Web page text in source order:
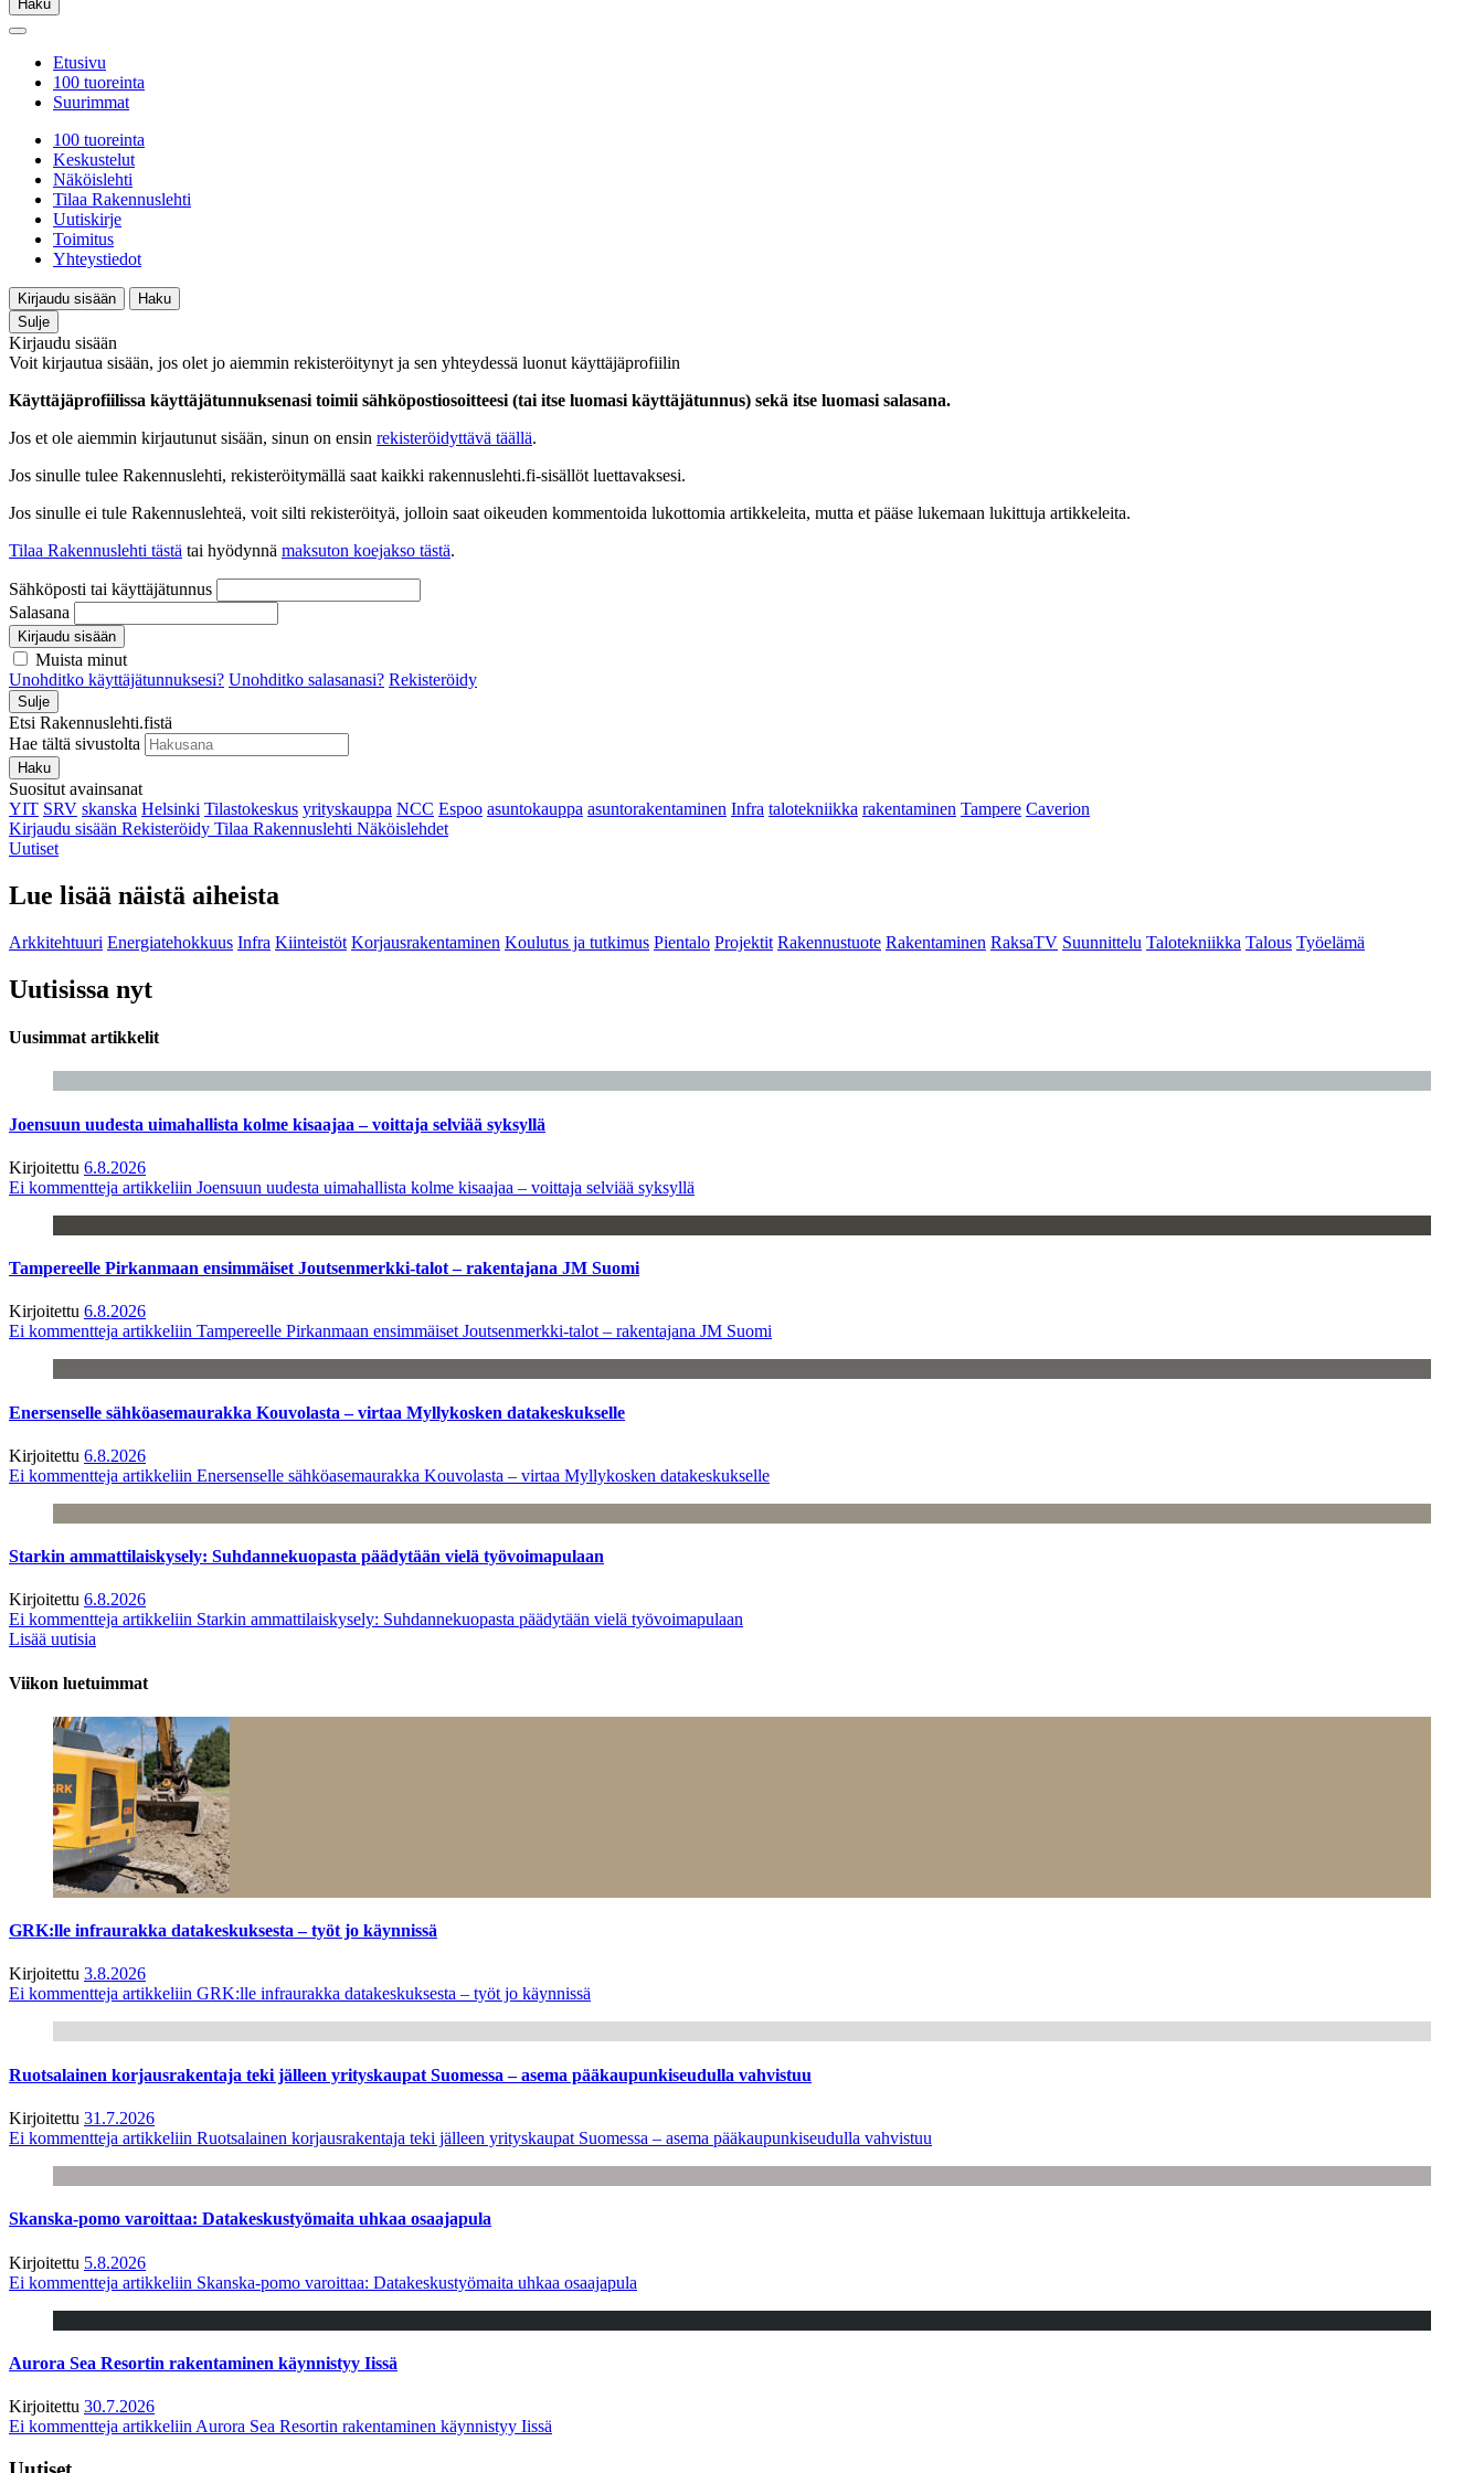
Haku
Etusivu
100 tuoreinta
Suurimmat
100 tuoreinta
Keskustelut
Näköislehti
Tilaa Rakennuslehti
Uutiskirje
Toimitus
Yhteystiedot
Kirjaudu sisään
Haku
Sulje
Kirjaudu sisään
Voit kirjautua sisään, jos olet jo aiemmin rekisteröitynyt ja sen yhteydessä luonut käyttäjäprofiilin
Käyttäjäprofiilissa käyttäjätunnuksenasi toimii sähköpostiosoitteesi (tai itse luomasi käyttäjätunnus) sekä itse luomasi salasana.
Jos et ole aiemmin kirjautunut sisään, sinun on ensin rekisteröidyttävä täällä.
Jos sinulle tulee Rakennuslehti, rekisteröitymällä saat kaikki rakennuslehti.fi-sisällöt luettavaksesi.
Jos sinulle ei tule Rakennuslehteä, voit silti rekisteröityä, jolloin saat oikeuden kommentoida lukottomia artikkeleita, mutta et pääse lukemaan lukittuja artikkeleita.
Tilaa Rakennuslehti tästä tai hyödynnä maksuton koejakso tästä.
Sähköposti tai käyttäjätunnus
Salasana
Kirjaudu sisään
Muista minut
Unohditko käyttäjätunnuksesi? Unohditko salasanasi? Rekisteröidy
Sulje
Etsi Rakennuslehti.fistä
Hae tältä sivustolta
Haku
Suositut avainsanat
YIT SRV skanska Helsinki Tilastokeskus yrityskauppa NCC Espoo asuntokauppa asuntorakentaminen Infra talotekniikka rakentaminen Tampere Caverion
Kirjaudu sisään Rekisteröidy Tilaa Rakennuslehti Näköislehdet
Uutiset
Lue lisää näistä aiheista
Arkkitehtuuri Energiatehokkuus Infra Kiinteistöt Korjausrakentaminen Koulutus ja tutkimus Pientalo Projektit Rakennustuote Rakentaminen RaksaTV Suunnittelu Talotekniikka Talous Työelämä
Uutisissa nyt
Uusimmat artikkelit
Joensuun uudesta uimahallista kolme kisaajaa – voittaja selviää syksyllä
Kirjoitettu 6.8.2026
Ei kommentteja artikkeliin Joensuun uudesta uimahallista kolme kisaajaa – voittaja selviää syksyllä
Tampereelle Pirkanmaan ensimmäiset Joutsenmerkki-talot – rakentajana JM Suomi
Kirjoitettu 6.8.2026
Ei kommentteja artikkeliin Tampereelle Pirkanmaan ensimmäiset Joutsenmerkki-talot – rakentajana JM Suomi
Enersenselle sähköasemaurakka Kouvolasta – virtaa Myllykosken datakeskukselle
Kirjoitettu 6.8.2026
Ei kommentteja artikkeliin Enersenselle sähköasemaurakka Kouvolasta – virtaa Myllykosken datakeskukselle
Starkin ammattilaiskysely: Suhdannekuopasta päädytään vielä työvoimapulaan
Kirjoitettu 6.8.2026
Ei kommentteja artikkeliin Starkin ammattilaiskysely: Suhdannekuopasta päädytään vielä työvoimapulaan
Lisää uutisia
Viikon luetuimmat
GRK:lle infraurakka datakeskuksesta – työt jo käynnissä
Kirjoitettu 3.8.2026
Ei kommentteja artikkeliin GRK:lle infraurakka datakeskuksesta – työt jo käynnissä
Ruotsalainen korjausrakentaja teki jälleen yrityskaupat Suomessa – asema pääkaupunkiseudulla vahvistuu
Kirjoitettu 31.7.2026
Ei kommentteja artikkeliin Ruotsalainen korjausrakentaja teki jälleen yrityskaupat Suomessa – asema pääkaupunkiseudulla vahvistuu
Skanska-pomo varoittaa: Datakeskustyömaita uhkaa osaajapula
Kirjoitettu 5.8.2026
Ei kommentteja artikkeliin Skanska-pomo varoittaa: Datakeskustyömaita uhkaa osaajapula
Aurora Sea Resortin rakentaminen käynnistyy Iissä
Kirjoitettu 30.7.2026
Ei kommentteja artikkeliin Aurora Sea Resortin rakentaminen käynnistyy Iissä